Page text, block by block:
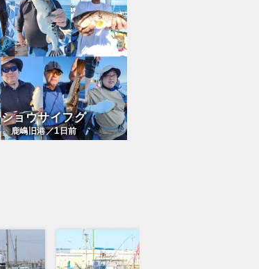
ショウサイフグ
鹿嶋旧港／1日前